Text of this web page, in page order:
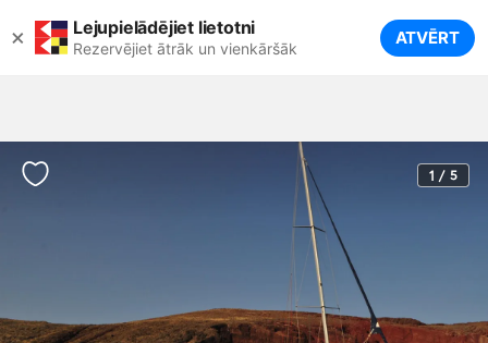
× Lejupielādējiet lietotni
Rezervējiet ātrāk un vienkāršāk ATVĒRT
1 / 5